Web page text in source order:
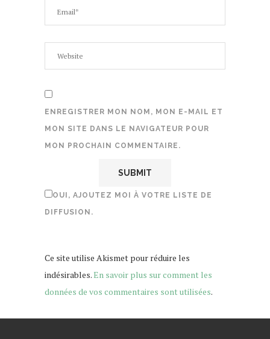
ENREGISTRER MON NOM, MON E-MAIL ET
MON SITE DANS LE NAVIGATEUR POUR
MON PROCHAIN COMMENTAIRE.
OUI, AJOUTEZ MOI À VOTRE LISTE DE
DIFFUSION.
Ce site utilise Akismet pour réduire les
indésirables.En savoir plus sur comment les
données de vos commentaires sont utilisées.